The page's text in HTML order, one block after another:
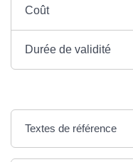
Coût
Durée de validité
Textes de référence